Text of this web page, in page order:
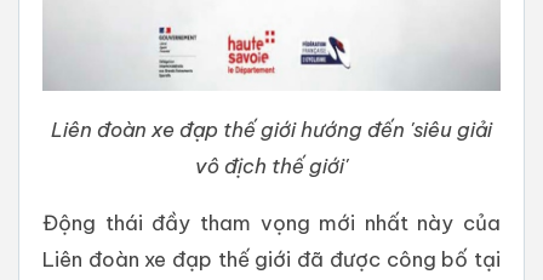
Liên đoàn xe đạp thế giới hướng đến 'siêu giải
vô địch thế giới'
Động thái đầy tham vọng mới nhất này của
Liên đoàn xe đạp thế giới đã được công bố tại